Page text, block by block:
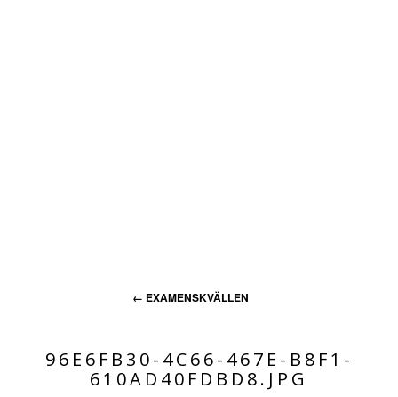
← EXAMENSKVÄLLEN
96E6FB30-4C66-467E-B8F1-
610AD40FDBD8.JPG